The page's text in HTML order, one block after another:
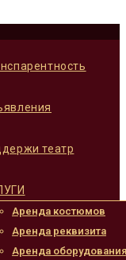
театр
Аренда костюмов
Аренда реквизита
Аренда